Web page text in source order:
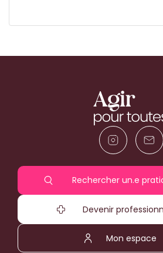
Rechercher un.e
Devenir
Mon espace